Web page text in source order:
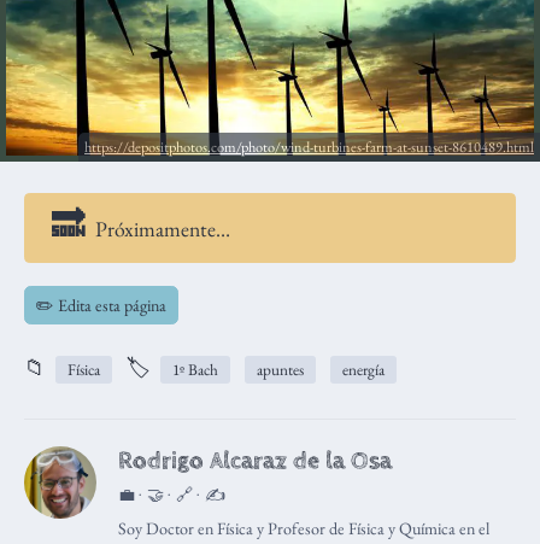
https://depositphotos.com/photo/wind-turbines-farm-at-sunset-8610489.html
Próximamente…
✏️ Edita esta página
📁 Física 🏷️ 1º Bach apuntes energía
Rodrigo Alcaraz de la Osa
💼 · 🤝 · 🔗 · ✍️
Soy Doctor en Física y Profesor de Física y Química en el